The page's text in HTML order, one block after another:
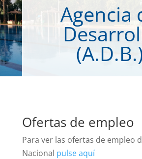
Agencia
Ofertas de empleo
Para ver las ofertas de empleo
Nacional pulse aquí